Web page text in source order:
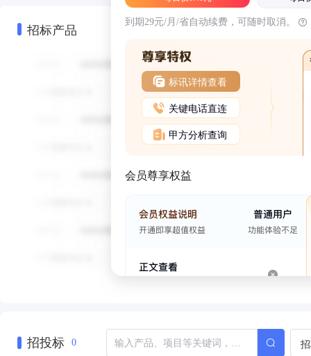
招标产品 到期29元/月/省自动续费，可随时取消。
标讯详情查看
关键电话直连
甲方分析查询
会员尊享权益
招投标 0